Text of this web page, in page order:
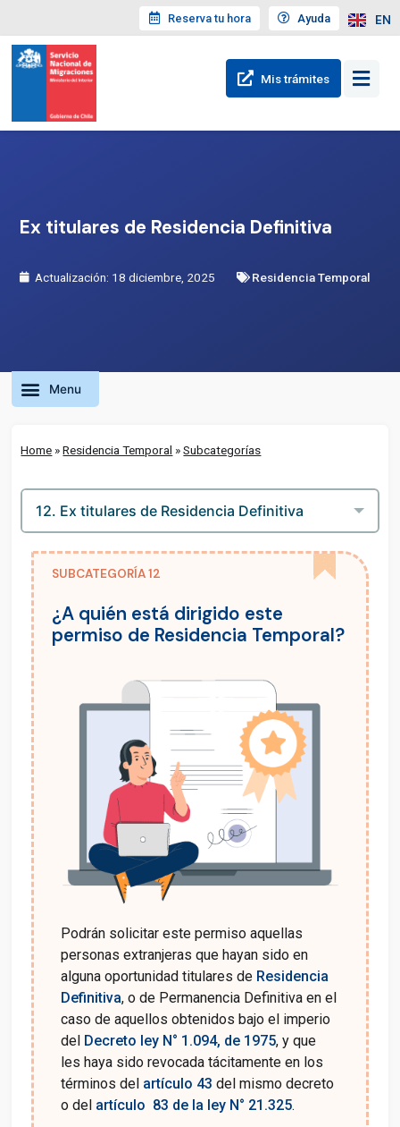
Reserva tu hora Ayuda EN
Mis trámites
Ex titulares de Residencia Definitiva
Actualización: 18 diciembre, 2025 Residencia Temporal
Home »Residencia Temporal »Subcategorías
SUBCATEGORÍA 12
¿A quién está dirigido este
permiso de Residencia Temporal?
Podrán solicitar este permiso aquellas
personas extranjeras que hayan sido en
alguna oportunidad titulares de Residencia
Definitiva, o de Permanencia Definitiva en el
caso de aquellos obtenidos bajo el imperio
del Decreto ley N° 1.094, de 1975, y que
les haya sido revocada tácitamente en los
términos del artículo 43 del mismo decreto
o del artículo 83 de la ley N° 21.325.